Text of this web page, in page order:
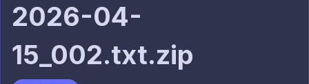
2026-04-
15_002.txt.zip